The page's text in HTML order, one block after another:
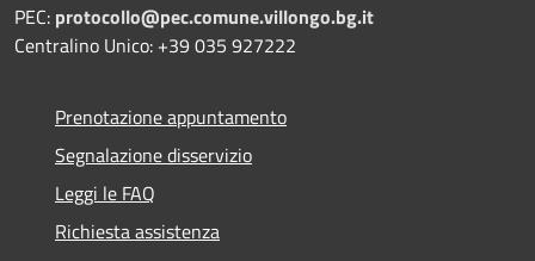
PEC: protocollo@pec.comune.villongo.bg.it
Centralino Unico: +39 035 927222
Prenotazione appuntamento
Segnalazione disservizio
Leggi le FAQ
Richiesta assistenza